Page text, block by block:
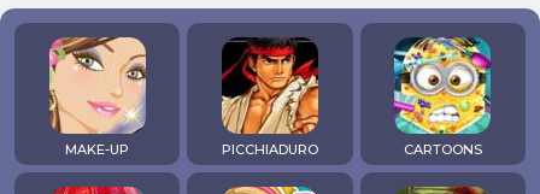
MAKE-UP PICCHIADURO CARTOONS